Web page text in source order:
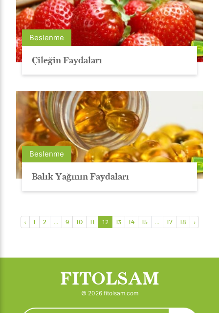
Beslenme
Çileğin Faydaları
Beslenme
Balık Yağının Faydaları
‹ 1 2 ... 9 10 11 12 13 14 15 ... 17 18 ›
FITOLSAM
© 2026 fitolsam.com